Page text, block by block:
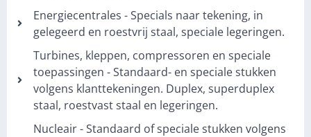
Energiecentrales - Specials naar tekening, in
gelegeerd en roestvrij staal, speciale legeringen.
Turbines, kleppen, compressoren en speciale
toepassingen - Standaard- en speciale stukken
volgens klanttekeningen. Duplex, superduplex
staal, roestvast staal en legeringen.
Nucleair - Standaard of speciale stukken volgens